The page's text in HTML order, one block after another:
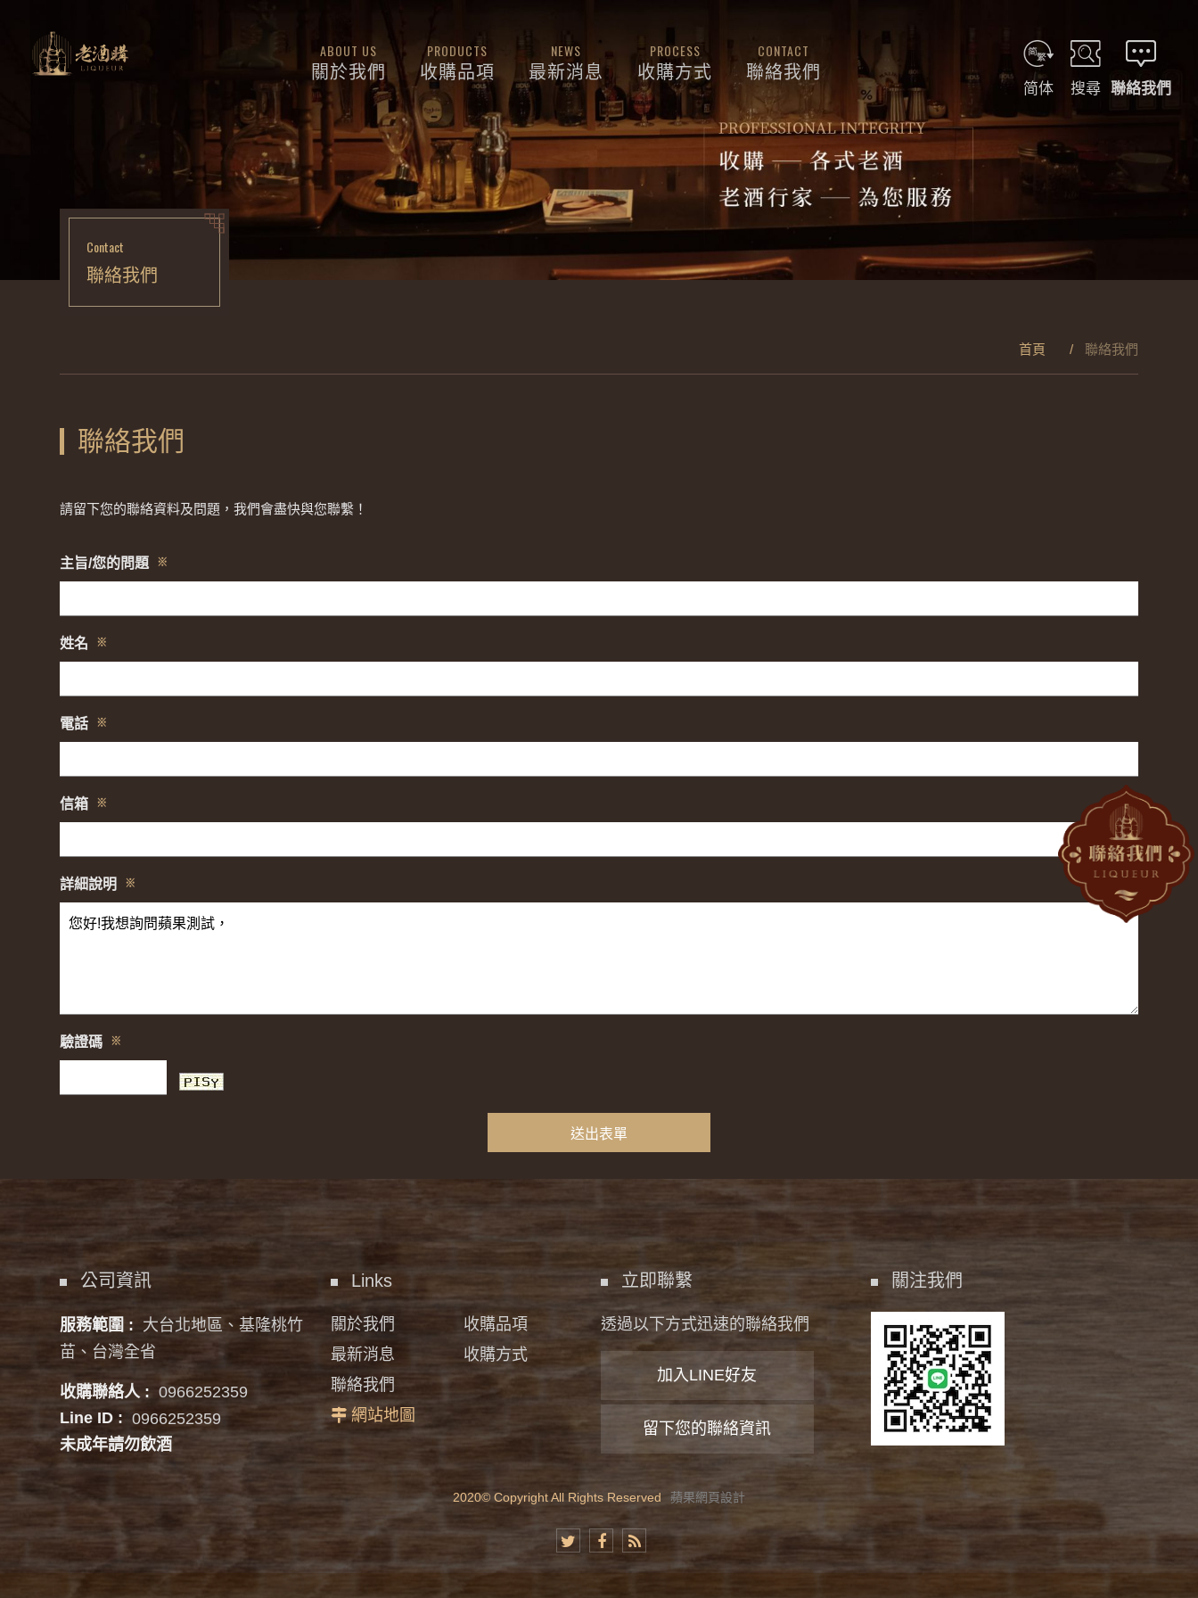
ABOUT US
關於我們
PRODUCTS
收購品項
NEWS
最新消息
PROCESS
收購方式
CONTACT
聯絡我們
聯絡我們
搜尋
简体
Contact
聯絡我們
首頁 聯絡我們
聯絡我們
請留下您的聯絡資料及問題，我們會盡快與您聯繫！
主旨/您的問題 ※
姓名 ※
電話 ※
信箱 ※
詳細說明 ※
驗證碼 ※
公司資訊
服務範圍 : 大台北地區、基隆桃竹
苗、台灣全省
收購聯絡人 : 0966252359
Line ID : 0966252359
未成年請勿飲酒
Links
關於我們
收購品項
最新消息
收購方式
聯絡我們
網站地圖
立即聯繫
透過以下方式迅速的聯絡我們
加入LINE好友
留下您的聯絡資訊
關注我們
2020© Copyright All Rights Reserved 蘋果網頁設計